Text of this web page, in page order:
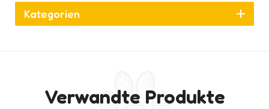
Kategorien
Verwandte Produkte